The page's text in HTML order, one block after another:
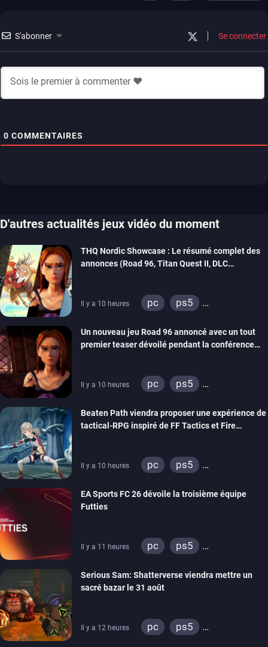
S'abonner Se connecter
0 COMMENTAIRES
D'autres actualités jeux vidéo du moment
THQ Nordic Showcase : Le résumé complet des
annonces (Road 96, Titan Quest II, DLC
Il y a 10 heures pc
ps5
stadia
ps4
xbox one
switch 2
Un nouveau jeu Road 96 annoncé avec un tout
premier teaser dévoilé pendant la conférence
Il y a 10 heures pc
ps5
stadia
ps4
xbox one
Beaten Path viendra proposer une expérience de
tactical-RPG inspiré de FF Tactics et Fire
Il y a 10 heures pc
ps5
EA Sports FC 26 dévoile la troisième équipe
Futties
Il y a 11 heures pc
ps5
ps4
xbox one
switch 2
Serious Sam: Shatterverse viendra mettre un
sacré bazar le 31 août
Il y a 12 heures pc
ps5